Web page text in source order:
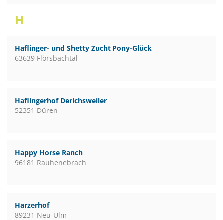
H
Haflinger- und Shetty Zucht Pony-Glück
63639 Flörsbachtal
Haflingerhof Derichsweiler
52351 Düren
Happy Horse Ranch
96181 Rauhenebrach
Harzerhof
89231 Neu-Ulm